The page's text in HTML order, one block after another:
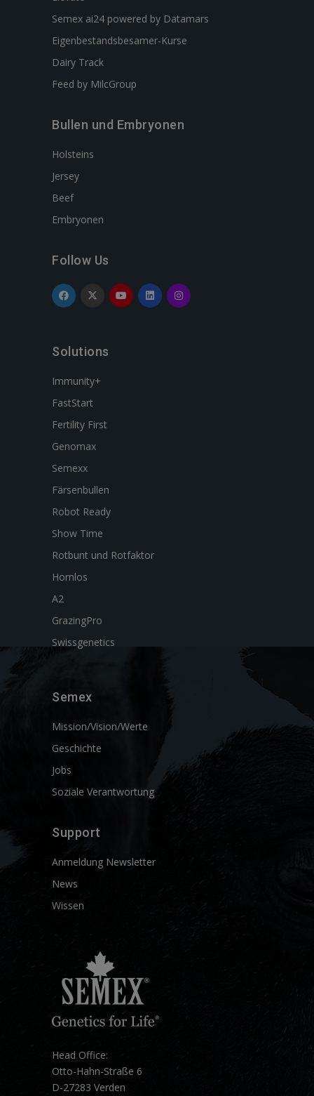
Semex ai24 powered by Datamars
Eigenbestandsbesamer-Kurse
Dairy Track
Feed by MilcGroup
Bullen und Embryonen
Holsteins
Jersey
Beef
Embryonen
Follow Us
Solutions
Immunity+
FastStart
Fertility First
Genomax
Semexx
Färsenbullen
Robot Ready
Show Time
Rotbunt und Rotfaktor
Hornlos
A2
GrazingPro
Swissgenetics
Semex
Mission/Vision/Werte
Geschichte
Jobs
Soziale Verantwortung
Support
Anmeldung Newsletter
News
Wissen
Head Office:
Otto-Hahn-Straße 6
D-27283 Verden